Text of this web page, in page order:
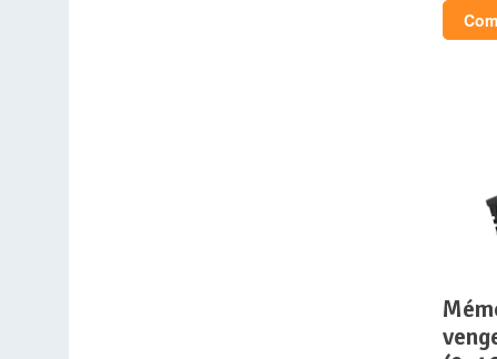
mémoire ram – corsair –